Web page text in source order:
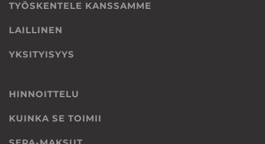
TYÖSKENTELE KANSSAMME
LAILLINEN
YKSITYISYYS
HINNOITTELU
KUINKA SE TOIMII